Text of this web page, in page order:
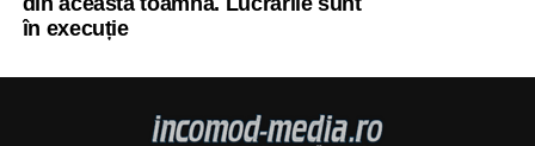
în execuție